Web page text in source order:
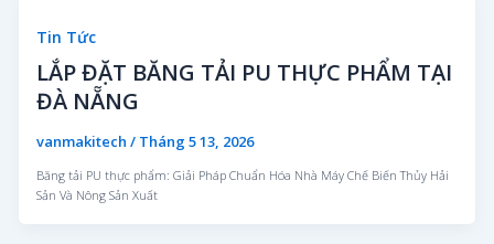
Tin Tức
LẮP ĐẶT BĂNG TẢI PU THỰC PHẨM TẠI
ĐÀ NẴNG
vanmakitech/ Tháng 5 13, 2026
Băng tải PU thực phẩm: Giải Pháp Chuẩn Hóa Nhà Máy Chế Biến Thủy Hải
Sản Và Nông Sản Xuất